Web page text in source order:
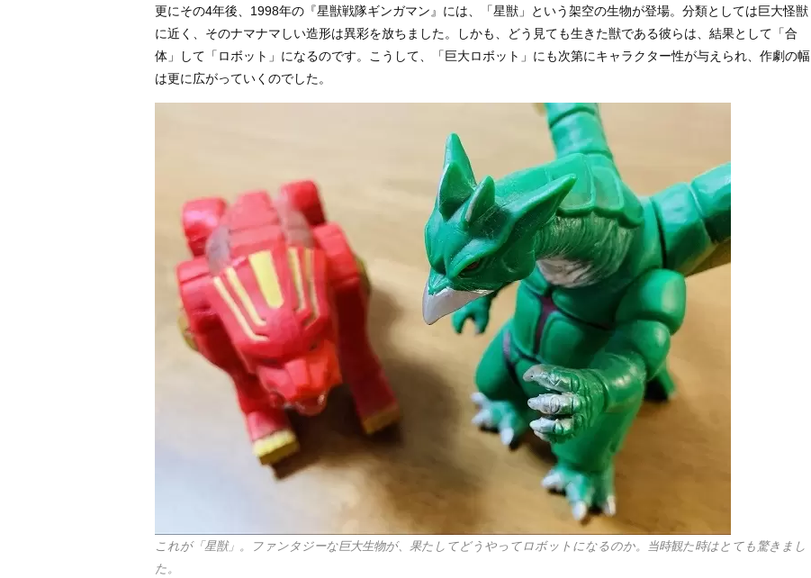
更にその4年後、1998年の『星獣戦隊ギンガマン』には、「星獣」という架空の生物が登場。分類としては巨大怪獣
に近く、そのナマナマしい造形は異彩を放ちました。しかも、どう見ても生きた獣である彼らは、結果として「合
体」して「ロボット」になるのです。こうして、「巨大ロボット」にも次第にキャラクター性が与えられ、作劇の幅
は更に広がっていくのでした。
これが「星獣」。ファンタジーな巨大生物が、果たしてどうやってロボットになるのか。当時観た時はとても驚きまし
た。